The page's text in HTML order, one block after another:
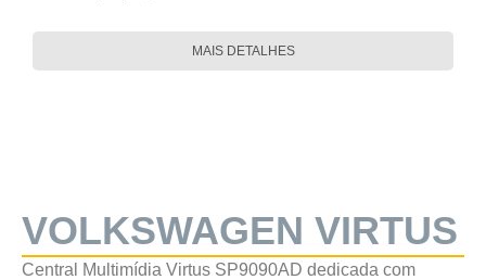
MAIS DETALHES
VOLKSWAGEN VIRTUS
Central Multimídia Virtus SP9090AD dedicada com